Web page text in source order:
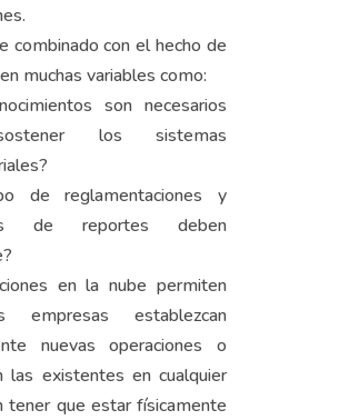
combinado con el hecho de
muchas variables como:
son necesarios
los sistemas
de reglamentaciones y
de reportes deben
en la nube permiten
empresas establezcan
nuevas operaciones o
las existentes en cualquier
tener que estar físicamente